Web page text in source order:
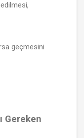
geçmesini
Gereken